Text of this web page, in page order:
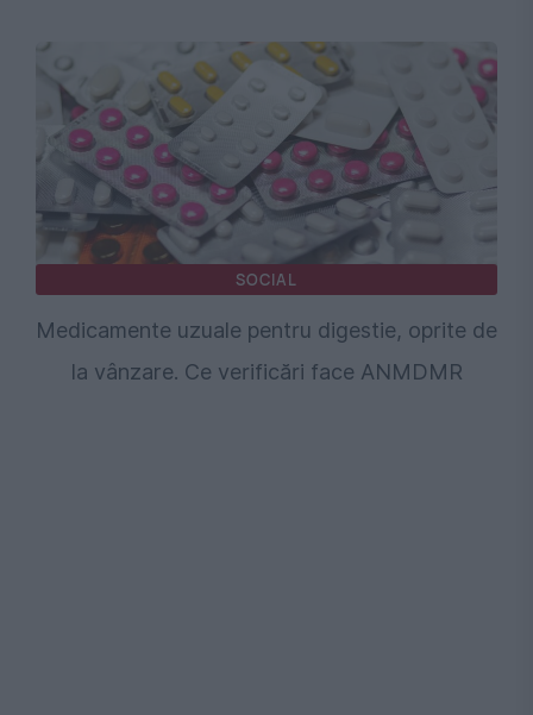
SOCIAL
Medicamente uzuale pentru digestie, oprite de
la vânzare. Ce verificări face ANMDMR